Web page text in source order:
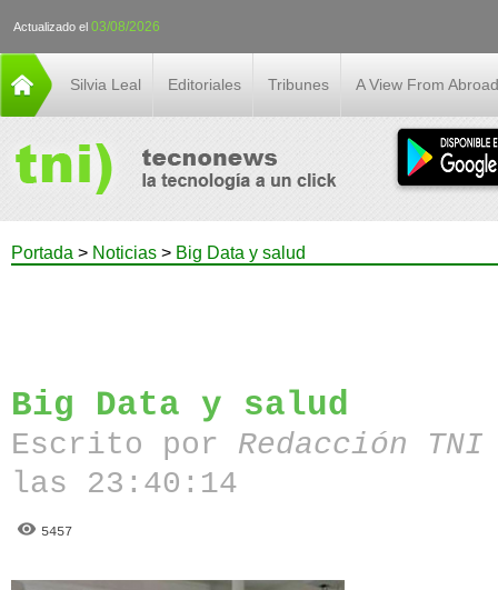
Actualizado el 03/08/2026
Silvia Leal Editoriales Tribunes A View From Abroad
Portada > Noticias > Big Data y salud
Big Data y salud
Escrito por Redacción
las 23:40:14
5457